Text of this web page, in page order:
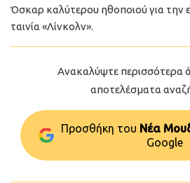
Όσκαρ καλύτερου ηθοποιού για την
ταινία «Λίνκολν».
Ανακαλύψτε περισσότερα
αποτελέσματα
Προσθήκη του Νέα
Google